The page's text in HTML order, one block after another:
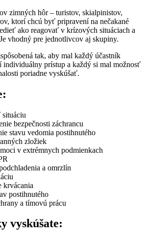
zimných hôr – turistov, skialpinistov,
ktorí chcú byť pripravení na nečakané
ako reagovať v krízových situáciach a
vhodný pre jednotlivcov aj skupiny.
tak, aby mal každý účastník
individuálny prístup a každý si mal možnosť
poriadne vyskúšať.
bezpečnosti záchrancu
stavu vedomia postihnutého
zložiek
v extrémnych podmienkach
a omrzlín
krvácania
postihnutého
a tímovú prácu
vyskúšate: